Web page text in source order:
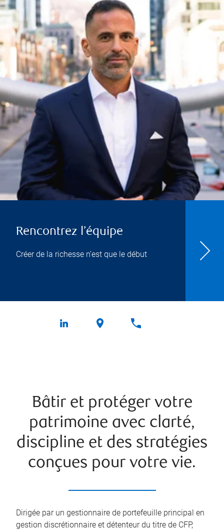
Rencontrez l’équipe
Créer de la richesse n’est que le début
Bâtir et protéger votre
patrimoine avec clarté,
discipline et des stratégies
conçues pour votre vie.
Dirigée par un gestionnaire de portefeuille principal en
gestion discrétionnaire et détenteur du titre de CFP,